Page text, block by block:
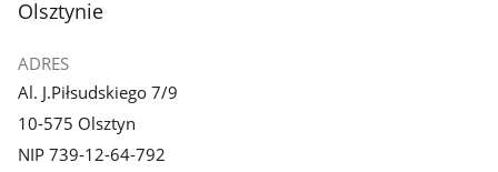
Olsztynie
ADRES
Al. J.Piłsudskiego 7/9
10-575 Olsztyn
NIP 739-12-64-792